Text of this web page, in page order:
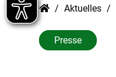
Aktuelles
Presse